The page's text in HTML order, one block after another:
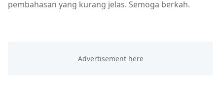
pembahasan yang kurang jelas. Semoga berkah.